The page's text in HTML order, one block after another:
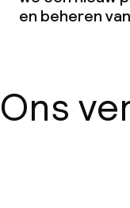
en beheren
Ons